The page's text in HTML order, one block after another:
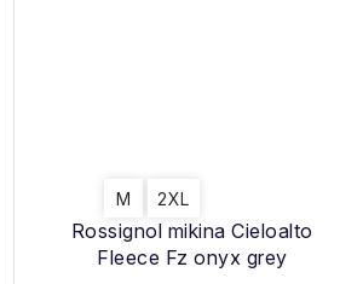
Rossignol mikina Cieloalto
Fleece Fz onyx grey
M 2XL